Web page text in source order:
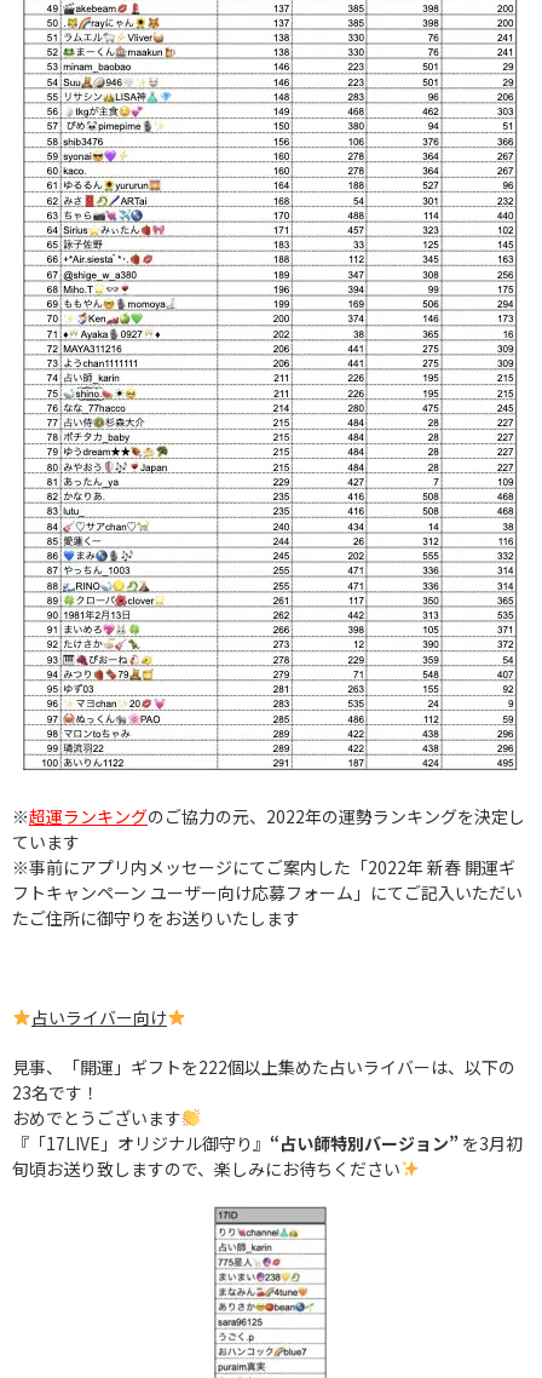
※超運ランキングのご協力の元、2022年の運勢ランキングを決定し
ています
※事前にアプリ内メッセージにてご案内した「2022年 新春 開運ギ
フトキャンペーン ユーザー向け応募フォーム」にてご記入いただい
たご住所に御守りをお送りいたします
占いライバー向け
見事、「開運」ギフトを222個以上集めた占いライバーは、以下の
23名です！
おめでとうございます
『「17LIVE」オリジナル御守り』 “占い師特別バージョン” を3月初
旬頃お送り致しますので、楽しみにお待ちください